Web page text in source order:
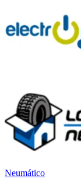
Neumático